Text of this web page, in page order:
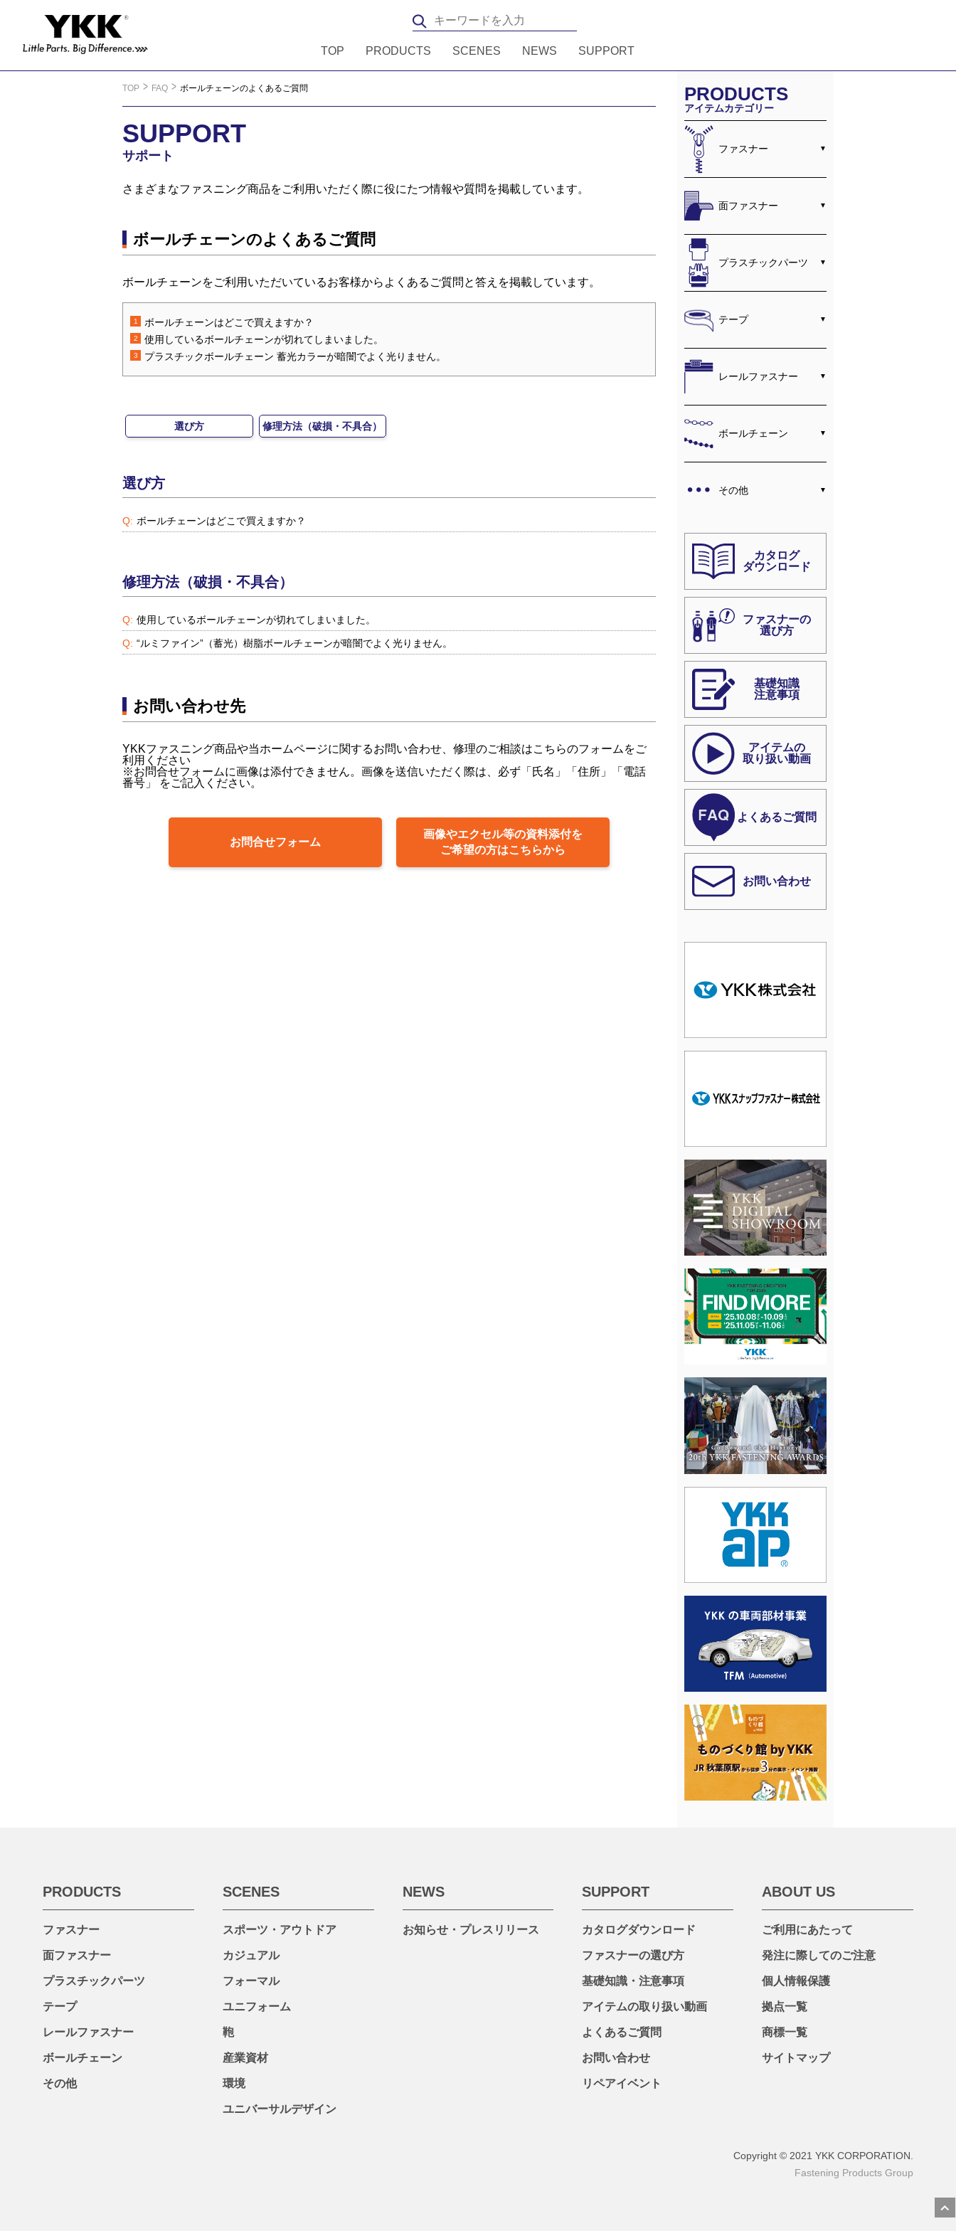
TOP PRODUCTS SCENES NEWS SUPPORT
TOP FAQ ボールチェーンのよくあるご質問
SUPPORT
さまざまなファスニング商品をご利用いただく際に役にたつ情報や質問を掲載しています。
ボールチェーンのよくあるご質問
ボールチェーンをご利用いただいているお客様からよくあるご質問と答えを掲載しています。
ボールチェーンはどこで買えますか？
使用しているボールチェーンが切れてしまいました。
プラスチックボールチェーン 蓄光カラーが暗闇でよく光りません。
選び方 修理方法（破損・不具合）
選び方
ボールチェーンはどこで買えますか？
修理方法（破損・不具合）
使用しているボールチェーンが切れてしまいました。
“ルミファイン”（蓄光）樹脂ボールチェーンが暗闇でよく光りません。
お問い合わせ先
YKKファスニング商品や当ホームページに関するお問い合わせ、修理のご相談はこちらのフォームをご
利用ください
※お問合せフォームに画像は添付できません。画像を送信いただく際は、必ず「氏名」「住所」「電話
番号」 をご記入ください。
お問合せフォーム
画像やエクセル等の資料添付を
ご希望の方はこちらから
PRODUCTS
アイテムカテゴリー
ファスナー
面ファスナー
プラスチックパーツ
テープ
レールファスナー
ボールチェーン
その他
カタログ
ダウンロード
ファスナーの
選び方
基礎知識
注意事項
アイテムの
取り扱い動画
よくあるご質問
お問い合わせ
PRODUCTS
ファスナー
面ファスナー
プラスチックパーツ
テープ
レールファスナー
ボールチェーン
その他
SCENES
スポーツ・アウトドア
カジュアル
フォーマル
ユニフォーム
鞄
産業資材
環境
ユニバーサルデザイン
NEWS
お知らせ・プレスリリース
SUPPORT
カタログダウンロード
ファスナーの選び方
基礎知識・注意事項
アイテムの取り扱い動画
よくあるご質問
お問い合わせ
リペアイベント
ABOUT US
ご利用にあたって
発注に際してのご注意
個人情報保護
拠点一覧
商標一覧
サイトマップ
Copyright © 2021 YKK CORPORATION.
Fastening Products Group